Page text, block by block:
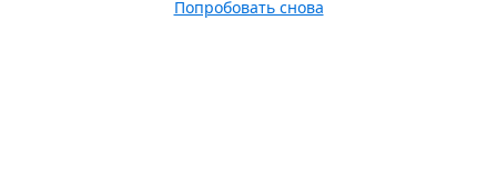
Попробовать снова